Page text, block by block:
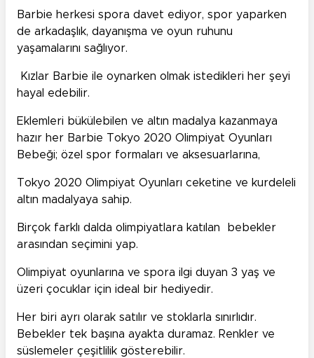
Barbie herkesi spora davet ediyor, spor yaparken
de arkadaşlık, dayanışma ve oyun ruhunu
yaşamalarını sağlıyor.
Kızlar Barbie ile oynarken olmak istedikleri her şeyi
hayal edebilir.
Eklemleri bükülebilen ve altın madalya kazanmaya
hazır her Barbie Tokyo 2020 Olimpiyat Oyunları
Bebeği; özel spor formaları ve aksesuarlarına,
Tokyo 2020 Olimpiyat Oyunları ceketine ve kurdeleli
altın madalyaya sahip.
Birçok farklı dalda olimpiyatlara katılan bebekler
arasından seçimini yap.
Olimpiyat oyunlarına ve spora ilgi duyan 3 yaş ve
üzeri çocuklar için ideal bir hediyedir.
Her biri ayrı olarak satılır ve stoklarla sınırlıdır.
Bebekler tek başına ayakta duramaz. Renkler ve
süslemeler çeşitlilik gösterebilir.